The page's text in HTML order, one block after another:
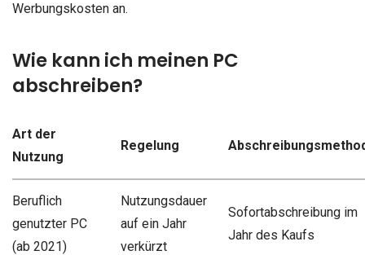
Werbungskosten an.
Wie kann ich meinen PC
abschreiben?
Art der
Nutzung
Regelung
Beruflich
genutzter PC
(ab 2021)
Nutzungsdauer
auf ein Jahr
verkürzt
Sofortabschreibung im
Jahr des Kaufs